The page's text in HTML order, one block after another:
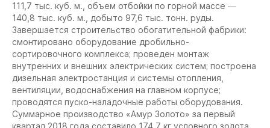
111,7 тыс. куб. м., объем отбойки по горной массе ―
140,8 тыс. куб. м., добыто 97,6 тыс. тонн. руды.
Завершается строительство обогатительной фабрики:
смонтировано оборудование дробильно-
сортировочного комплекса; проведен монтаж
внутренних и внешних электрических систем; построена
дизельная электростанция и системы отопления,
вентиляции, водоснабжения на главном корпусе;
проводятся пуско-наладочные работы оборудования.
Суммарное производство «Амур Золото» за первый
квартал 2018 года составило 174,7 кг условного золота.